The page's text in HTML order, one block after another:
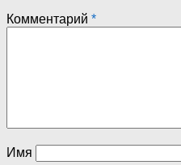
Комментарий *
Имя